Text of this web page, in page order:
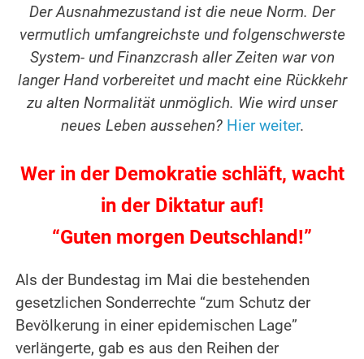
Der Ausnahmezustand ist die neue Norm. Der
vermutlich umfangreichste und folgenschwerste
System- und Finanzcrash aller Zeiten war von
langer Hand vorbereitet und macht eine Rückkehr
zu alten Normalität unmöglich. Wie wird unser
neues Leben aussehen? Hier weiter.
Wer in der Demokratie schläft, wacht
in der Diktatur auf!
“Guten morgen Deutschland!”
Als der Bundestag im Mai die bestehenden
gesetzlichen Sonderrechte “zum Schutz der
Bevölkerung in einer epidemischen Lage”
verlängerte, gab es aus den Reihen der